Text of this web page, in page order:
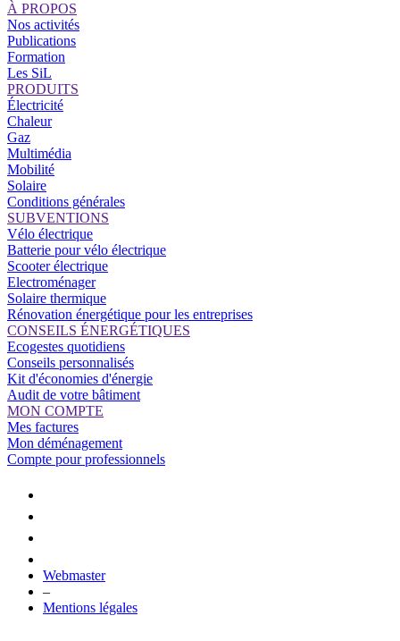
À PROPOS
Nos activités
Publications
Formation
Les SiL
PRODUITS
Électricité
Chaleur
Gaz
Multimédia
Mobilité
Solaire
Conditions générales
SUBVENTIONS
Vélo électrique
Batterie pour vélo électrique
Scooter électrique
Electroménager
Solaire thermique
Rénovation énergétique pour les entreprises
CONSEILS ÉNERGÉTIQUES
Ecogestes quotidiens
Conseils personnalisés
Kit d'économies d'énergie
Audit de votre bâtiment
MON COMPTE
Mes factures
Mon déménagement
Compte pour professionnels
Webmaster
–
Mentions légales